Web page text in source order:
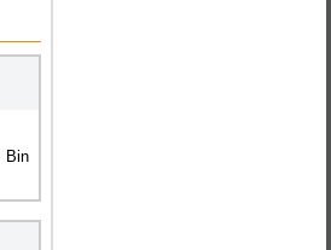
Bin